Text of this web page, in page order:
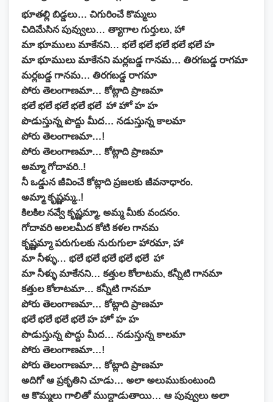
భూతల్లి బిడ్డలు… చిగురించే కొమ్మలు
చిదిమేసిన పువ్వులు… త్యాగాల గుర్తులు, హా
మా భూములు మాకేనని… భలే భలే భలే భలే భలే హ
మా భూములు మాకేనని మర్లబడ్డ గానమ… తిరగబడ్డ రాగమా
మర్లబడ్డ గానమ… తిరగబడ్డ రాగమా
పోరు తెలంగాణమా… కోట్లాది ప్రాణమా
భలే భలే భలే భలే భలే హా హో హ హ
పొడుస్తున్న పొద్దు మీద… నడుస్తున్న కాలమా
పోరు తెలంగాణమా…!
పోరు తెలంగాణమా… కోట్లాది ప్రాణమా
అమ్మా గోదావరి..!
నీ ఒడ్డున జీవించే కోట్లాది ప్రజలకు జీవనాధారం.
అమ్మా కృష్ణమ్మ..!
కిలకిల నవ్వే కృష్ణమ్మా, అమ్మ మీకు వందనం.
గోదావరి అలలమీద కోటి కళల గానమ
కృష్ణమ్మా పరుగులకు నురుగులా హారమా, హా
మా నీళ్ళు… భలే భలే భలే భలే భలే హా
మా నీళ్ళు మాకేనని… కత్తుల కోలాటమ, కన్నీటి గానమా
కత్తుల కోలాటమా… కన్నీటి గానమా
పోరు తెలంగాణమా… కోట్లాది ప్రాణమా
భలే భలే భలే భలే హ హో హ హ
పొడుస్తున్న పొద్దు మీద… నడుస్తున్న కాలమా
పోరు తెలంగాణమా…!
పోరు తెలంగాణమా… కోట్లాది ప్రాణమా
అదిగో ఆ ప్రకృతిని చూడు… అలా అలుముకుంటుంది
ఆ కొమ్మలు గాలితో ముద్దాడుతాయి… ఆ పువ్వులు అలా